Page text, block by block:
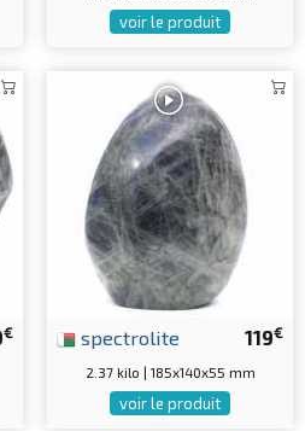
voir le produit
€ 119€
spectrolite
2.37 kilo | 185x140x55 mm
voir le produit